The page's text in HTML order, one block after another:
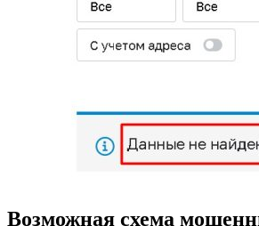
Возможная схема